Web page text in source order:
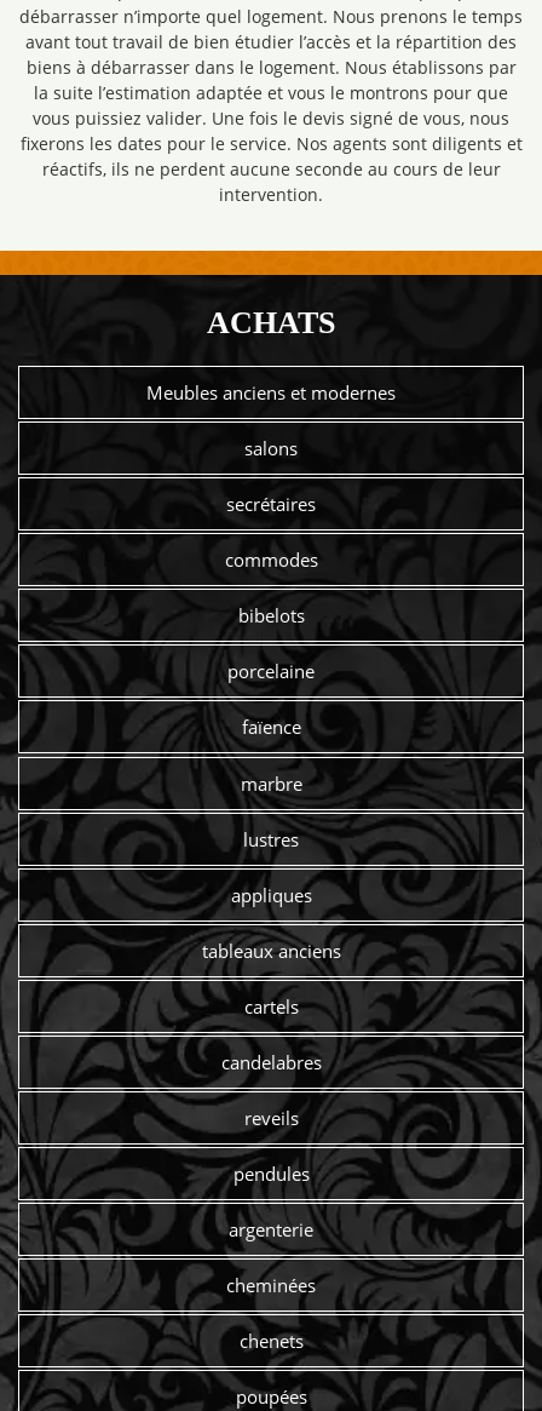
débarrasser n’importe quel logement. Nous prenons le temps
avant tout travail de bien étudier l’accès et la répartition des
biens à débarrasser dans le logement. Nous établissons par
la suite l’estimation adaptée et vous le montrons pour que
vous puissiez valider. Une fois le devis signé de vous, nous
fixerons les dates pour le service. Nos agents sont diligents et
réactifs, ils ne perdent aucune seconde au cours de leur
intervention.
ACHATS
Meubles anciens et modernes
salons
secrétaires
commodes
bibelots
porcelaine
faïence
marbre
lustres
appliques
tableaux anciens
cartels
candelabres
reveils
pendules
argenterie
cheminées
chenets
poupées